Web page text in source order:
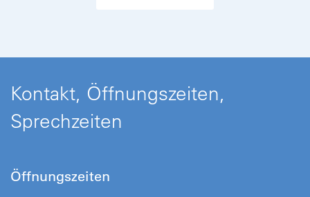
Kontakt, Öffnungszeiten,
Sprechzeiten
Öffnungszeiten